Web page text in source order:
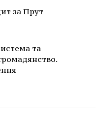
за Прут
та